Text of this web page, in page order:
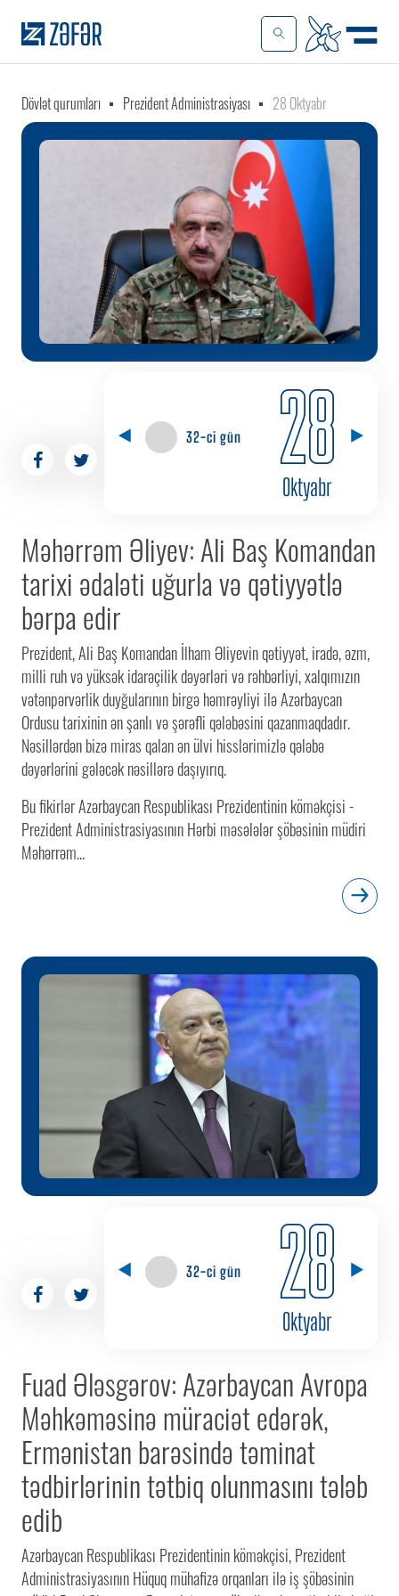
Dövlət qurumları Prezident Administrasiyası 28 Oktyabr
32-ci gün 28
Oktyabr
Məhərrəm Əliyev: Ali Baş Komandan
tarixi ədaləti uğurla və qətiyyətlə
bərpa edir
Prezident, Ali Baş Komandan İlham Əliyevin qətiyyət, iradə, əzm,
milli ruh və yüksək idarəçilik dəyərləri və rəhbərliyi, xalqımızın
vətənpərvərlik duyğularının birgə həmrəyliyi ilə Azərbaycan
Ordusu tarixinin ən şanlı və şərəfli qələbəsini qazanmaqdadır.
Nəsillərdən bizə miras qalan ən ülvi hisslərimizlə qələbə
dəyərlərini gələcək nəsillərə daşıyırıq.
Bu fikirlər Azərbaycan Respublikası Prezidentinin köməkçisi -
Prezident Administrasiyasının Hərbi məsələlər şöbəsinin müdiri
Məhərrəm...
32-ci gün 28
Oktyabr
Fuad Ələsgərov: Azərbaycan Avropa
Məhkəməsinə müraciət edərək,
Ermənistan barəsində təminat
tədbirlərinin tətbiq olunmasını tələb
edib
Azərbaycan Respublikası Prezidentinin köməkçisi, Prezident
Administrasiyasının Hüquq mühafizə orqanları ilə iş şöbəsinin